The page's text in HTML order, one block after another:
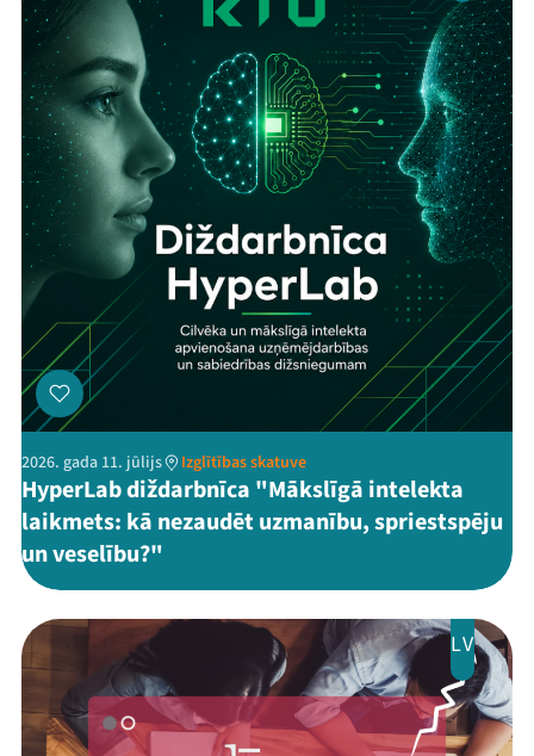
2026. gada 11. jūlijs Izglītības skatuve
HyperLab diždarbnīca "Mākslīgā intelekta
laikmets: kā nezaudēt uzmanību, spriestspēju
un veselību?"
LV